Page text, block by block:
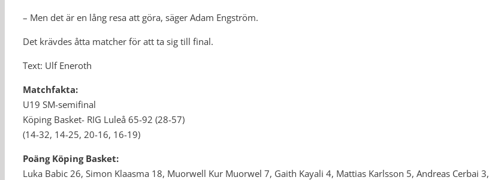
– Men det är en lång resa att göra, säger Adam Engström.
Det krävdes åtta matcher för att ta sig till final.
Text: Ulf Eneroth
Matchfakta:
U19 SM-semifinal
Köping Basket- RIG Luleå 65-92 (28-57)
(14-32, 14-25, 20-16, 16-19)
Poäng Köping Basket:
Luka Babic 26, Simon Klaasma 18, Muorwell Kur Muorwel 7, Gaith Kayali 4, Mattias Karlsson 5, Andreas Cerbai 3,